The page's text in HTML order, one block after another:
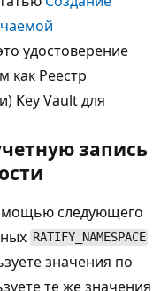
удостоверение
как Реестр
Key Vault для
запись
следующего
RATIFY_NAMESPACE
значения по
те же значения